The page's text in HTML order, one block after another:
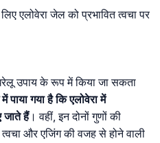
एलोवेरा जेल को प्रभावित त्वचा पर
उपाय के रूप में किया जा सकता
पाया गया है कि एलोवेरा में
जाते हैं। वहीं, इन दोनों गुणों की
और एजिंग की वजह से होने वाली